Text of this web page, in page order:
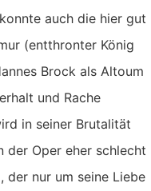
auch die hier gut
(entthronter König
Brock als Altoum
und Rache
in seiner Brutalität
der Oper eher schlecht
der nur um seine Liebe